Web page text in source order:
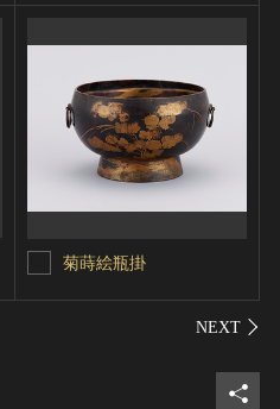
菊蒔絵瓶掛
シェ